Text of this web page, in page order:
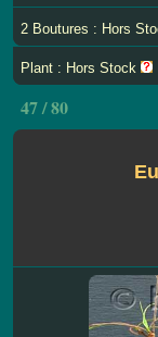
2 Boutures : Hors
Plant : Hors Stock
47 / 80